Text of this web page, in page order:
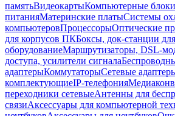
памятьВидеокартыКомпьютерные блоки
питанияМатеринские платыСистемы
компьютеровПроцессорыОптические
для корпусов ПКБоксы, док-станции
оборудованиеМаршрутизаторы, DSL-
доступа, усилители сигнала
адаптерыКоммутаторыСетевые
комплектующиеIP-телефония
переходники сетевыеАнтенны для
связиАксессуары для компьютерной